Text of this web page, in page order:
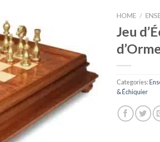
HOME /
Jeu
Categories:
& Échiquier